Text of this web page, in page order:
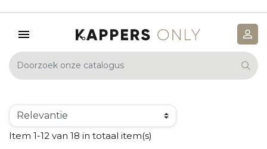
Item 1-12 van 18 in totaal item(s)